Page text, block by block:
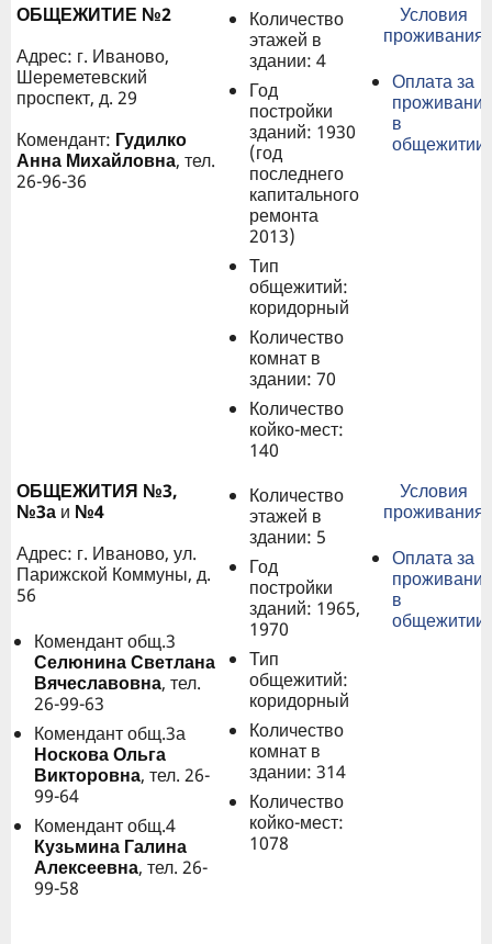
ОБЩЕЖИТИЕ №2
Адрес: г. Иваново,
Шереметевский
проспект, д. 29
Комендант: Гудилко
Анна Михайловна, тел.
26-96-36
Количество
этажей в
здании: 4
Год
постройки
зданий: 1930
(год
последнего
капитального
ремонта
2013)
Тип
общежитий:
коридорный
Количество
комнат в
здании: 70
Количество
койко-мест:
140
Условия
проживания
Оплата за
проживание
в
общежитии
ОБЩЕЖИТИЯ №3,
№3а и №4
Адрес: г. Иваново, ул.
Парижской Коммуны, д.
56
Комендант общ.3
Селюнина Светлана
Вячеславовна, тел.
26-99-63
Комендант общ.3а
Носкова Ольга
Викторовна, тел. 26-
99-64
Комендант общ.4
Кузьмина Галина
Алексеевна, тел. 26-
99-58
Количество
этажей в
здании: 5
Год
постройки
зданий: 1965,
1970
Тип
общежитий:
коридорный
Количество
комнат в
здании: 314
Количество
койко-мест:
1078
Условия
проживания
Оплата за
проживание
в
общежитии